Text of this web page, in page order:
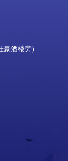
豪酒楼旁)